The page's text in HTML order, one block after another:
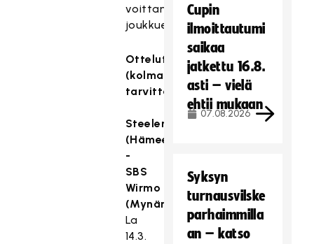
voittaneen
joukkueen.
Ottelut
(kolmannet
tarvittaessa):
Steelers
(Hämeenlinna)
-
SBS
Wirmo
(Mynämäki)
La
14.3.
Cupin
ilmoittautumi
saikaa
jatkettu 16.8.
asti – vielä
ehtii mukaan
07.08.2026
Syksyn
turnausvilske
parhaimmilla
an – katso